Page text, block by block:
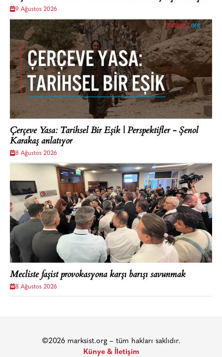
9 Ağustos 2026
Çerçeve Yasa: Tarihsel Bir Eşik | Perspektifler - Şenol
Karakaş anlatıyor
8 Ağustos 2026
Mecliste faşist provokasyona karşı barışı savunmak
8 Ağustos 2026
©2026 marksist.org – tüm hakları saklıdır.
Künye & İletişim